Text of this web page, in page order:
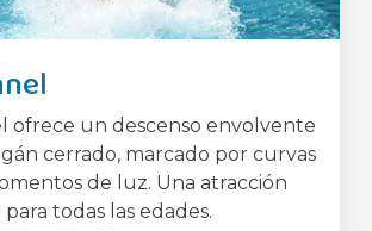
ofrece un descenso envolvente
cerrado, marcado por curvas
de luz. Una atracción
todas las edades.